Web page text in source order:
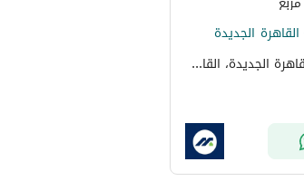
فيلدج جاردن قطامية، التجمع الخامس، القاهرة الجديدة، القاهرة